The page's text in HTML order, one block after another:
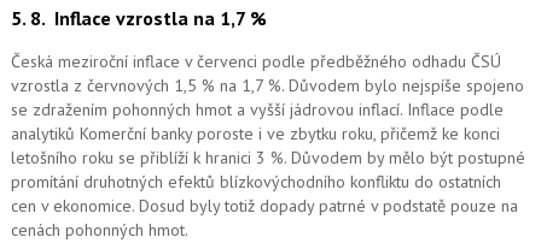
5. 8. Inflace vzrostla na 1,7 %
Česká meziroční inflace v červenci podle předběžného odhadu ČSÚ
vzrostla z červnových 1,5 % na 1,7 %. Důvodem bylo nejspíše spojeno
se zdražením pohonných hmot a vyšší jádrovou inflací. Inflace podle
analytiků Komerční banky poroste i ve zbytku roku, přičemž ke konci
letošního roku se přiblíží k hranici 3 %. Důvodem by mělo být postupné
promítání druhotných efektů blízkovýchodního konfliktu do ostatních
cen v ekonomice. Dosud byly totiž dopady patrné v podstatě pouze na
cenách pohonných hmot.